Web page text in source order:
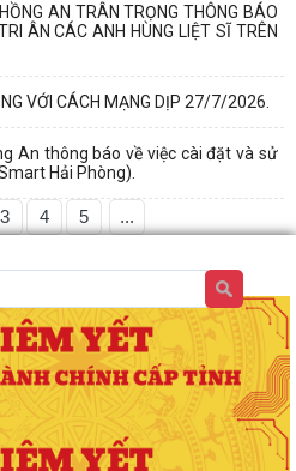
AN TRÂN TRỌNG THÔNG BÁO
ÂN CÁC ANH HÙNG LIỆT SĨ TRÊN
VỚI CÁCH MẠNG DỊP 27/7/2026.
An thông báo về việc cài đặt và sử
Hải Phòng).
3 4 5 ...